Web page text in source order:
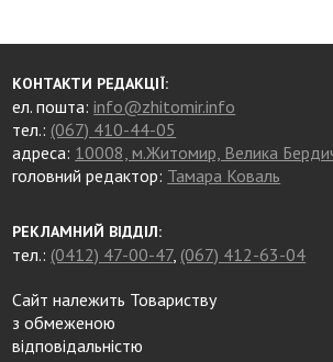
КОНТАКТИ РЕДАКЦІЇ:
ел. пошта:info@zhitomir.info
тел.: (067) 410-44-05
адреса: 10008, м.Житомир, Велика
головний редактор: Тамара Коваль
РЕКЛАМНИЙ ВІДДІЛ:
тел.: (0412) 47-00-47, (067) 412-63-04
Сайт належить Товариству
з обмеженою
відповідальністю